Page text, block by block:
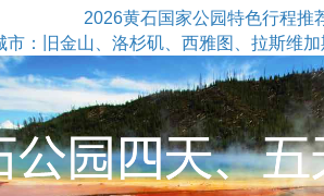
2026黄石国家公园特色行程推
市：旧金山、洛杉矶、西雅图、拉斯维